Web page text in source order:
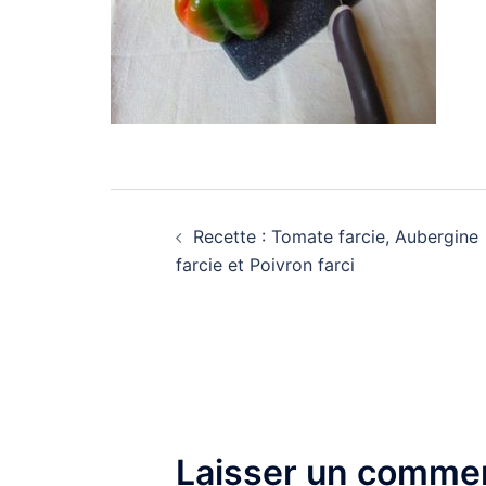
d’article
Recette : Tomate farcie, Aubergine
farcie et Poivron farci
Laisser un